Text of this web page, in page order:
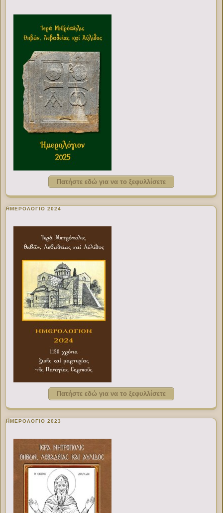
Πατήστε εδώ για να το ξεφυλλίσετε
ΗΜΕΡΟΛΟΓΙΟ 2024
Πατήστε εδώ για να το ξεφυλλίσετε
ΗΜΕΡΟΛΟΓΙΟ 2023